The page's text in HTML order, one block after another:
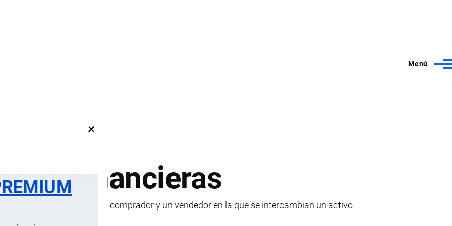
Menú
×
Financieras
llevado a cabo entre un comprador y un vendedor en la que se intercambian un activo